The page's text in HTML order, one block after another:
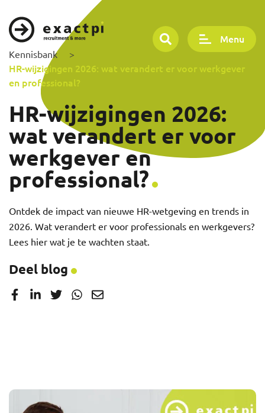
Menu
Kennisbank >
HR-wijzigingen 2026: wat verandert er voor werkgever
en professional?
HR-wijzigingen 2026:
wat verandert er voor
werkgever en
professional?
Ontdek de impact van nieuwe HR-wetgeving en trends in
2026. Wat verandert er voor professionals en werkgevers?
Lees hier wat je te wachten staat.
Deel blog